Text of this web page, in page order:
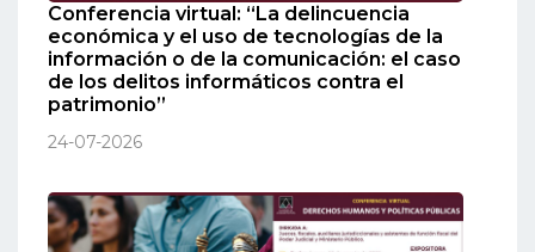
Conferencia virtual: “La delincuencia
económica y el uso de tecnologías de la
información o de la comunicación: el caso
de los delitos informáticos contra el
patrimonio”
24-07-2026